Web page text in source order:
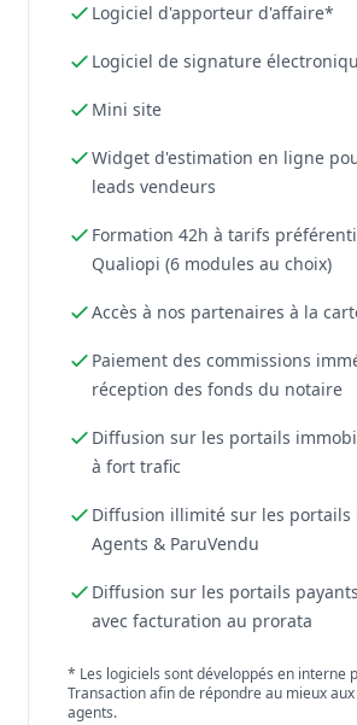
Logiciel d'apporteur d'affaire*
Logiciel de signature
Mini site
Widget d'estimation en ligne
leads vendeurs
Formation 42h à tarifs
Qualiopi (6 modules au choix)
Accès à nos partenaires à la
Paiement des commissions
réception des fonds du notaire
Diffusion sur les portails
à fort trafic
Diffusion illimité sur les portails
Agents & ParuVendu
Diffusion sur les portails
avec facturation au prorata
* Les logiciels sont développés en interne
Transaction afin de répondre au mieux
agents.